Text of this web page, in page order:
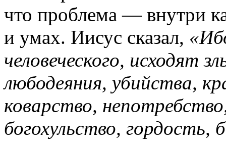
что проблема — внутри
и умах. Иисус сказал,
человеческого, исходят
любодеяния, убийства,
коварство,
богохульство, гордость,